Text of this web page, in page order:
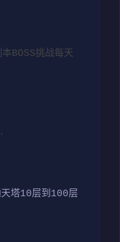
BOSS挑战每天
塔10层到100层